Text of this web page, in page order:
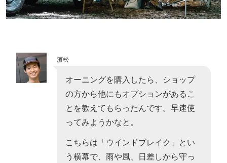
濱松
オーニングを購入したら、ショップ
の方から他にもオプションがあるこ
とを教えてもらったんです。早速使
ってみようかなと。
こちらは「ウインドブレイク」とい
う横幕で、雨や風、日差しから守っ